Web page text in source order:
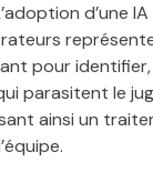
d’une
pour
parasitent le
ainsi un